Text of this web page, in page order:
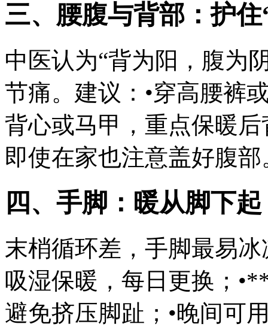
三、腰腹与背部：护
中医认为“背为阳，腹为
节痛。建议：•穿高腰裤
背心或马甲，重点保暖
即使在家也注意盖好腹部
四、手脚：暖从脚下起
末梢循环差，手脚最易
吸湿保暖，每日更换；
避免挤压脚趾；•晚间可